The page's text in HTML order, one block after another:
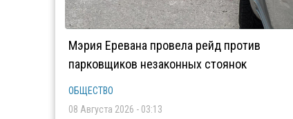
Мэрия Еревана провела рейд против
парковщиков незаконных стоянок
ОБЩЕСТВО
08 Августа 2026 - 03:13